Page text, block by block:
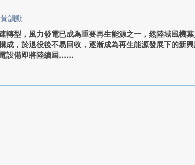
黃韻勳
轉型，風力發電已成為重要再生能源之一，然陸域風機
成，於退役後不易回收，逐漸成為再生能源發展下的新
設備即將陸續屆...